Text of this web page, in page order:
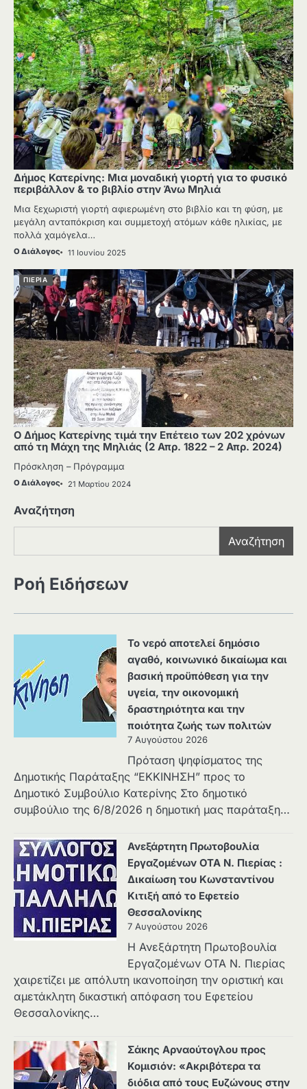
Δήμος Κατερίνης: Μια μοναδική γιορτή για το φυσικό
περιβάλλον & το βιβλίο στην Άνω Μηλιά
Μια ξεχωριστή γιορτή αφιερωμένη στο βιβλίο και τη φύση, με
μεγάλη ανταπόκριση και συμμετοχή ατόμων κάθε ηλικίας, με
πολλά χαμόγελα…
Ο Διάλογος 11 Ιουνίου 2025
ΠΙΕΡΙΑ
Ο Δήμος Κατερίνης τιμά την Επέτειο των 202 χρόνων
από τη Μάχη της Μηλιάς (2 Απρ. 1822 – 2 Απρ. 2024)
Πρόσκληση – Πρόγραμμα
Ο Διάλογος 21 Μαρτίου 2024
Αναζήτηση
Αναζήτηση
Ροή Ειδήσεων
Το νερό αποτελεί δημόσιο
αγαθό, κοινωνικό δικαίωμα και
βασική προϋπόθεση για την
υγεία, την οικονομική
δραστηριότητα και την
ποιότητα ζωής των πολιτών
7 Αυγούστου 2026
Πρόταση ψηφίσματος της
Δημοτικής Παράταξης “ΕΚΚΙΝΗΣΗ” προς το
Δημοτικό Συμβούλιο Κατερίνης Στο δημοτικό
συμβούλιο της 6/8/2026 η δημοτική μας παράταξη…
Ανεξάρτητη Πρωτοβουλία
Εργαζομένων ΟΤΑ Ν. Πιερίας :
Δικαίωση του Κωνσταντίνου
Κιτιξή από το Εφετείο
Θεσσαλονίκης
7 Αυγούστου 2026
Η Ανεξάρτητη Πρωτοβουλία
Εργαζομένων ΟΤΑ Ν. Πιερίας
χαιρετίζει με απόλυτη ικανοποίηση την οριστική και
αμετάκλητη δικαστική απόφαση του Εφετείου
Θεσσαλονίκης…
Σάκης Αρναούτογλου προς
Κομισιόν: «Ακριβότερα τα
διόδια από τους Ευζώνους στην